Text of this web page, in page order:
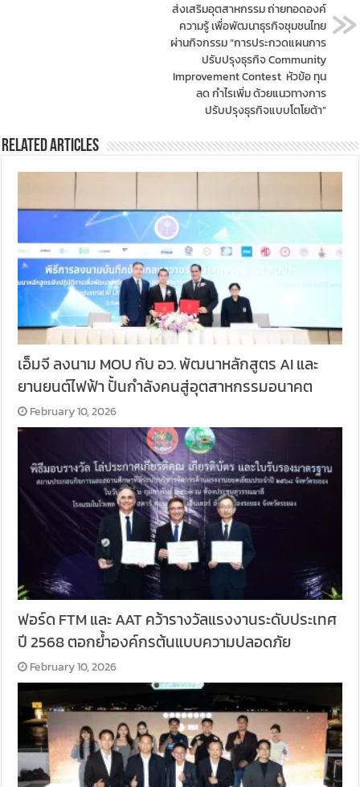
ส่งเสริมอุตสาหกรรม ถ่ายทอดองค์
ความรู้ เพื่อพัฒนาธุรกิจชุมชนไทย
ผ่านกิจกรรม “การประกวดแผนการ
ปรับปรุงธุรกิจ Community
Improvement Contest หัวข้อ ทุน
ลด กำไรเพิ่ม ด้วยแนวทางการ
ปรับปรุงธุรกิจแบบโตโยต้า”
Related Articles
เอ็มจี ลงนาม MOU กับ อว. พัฒนาหลักสูตร AI และ
ยานยนต์ไฟฟ้า ปั้นกำลังคนสู่อุตสาหกรรมอนาคต
February 10, 2026
ฟอร์ด FTM และ AAT คว้ารางวัลแรงงานระดับประเทศ
ปี 2568 ตอกย้ำองค์กรต้นแบบความปลอดภัย
February 10, 2026